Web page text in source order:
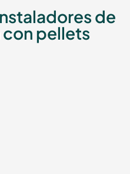
de
pellets